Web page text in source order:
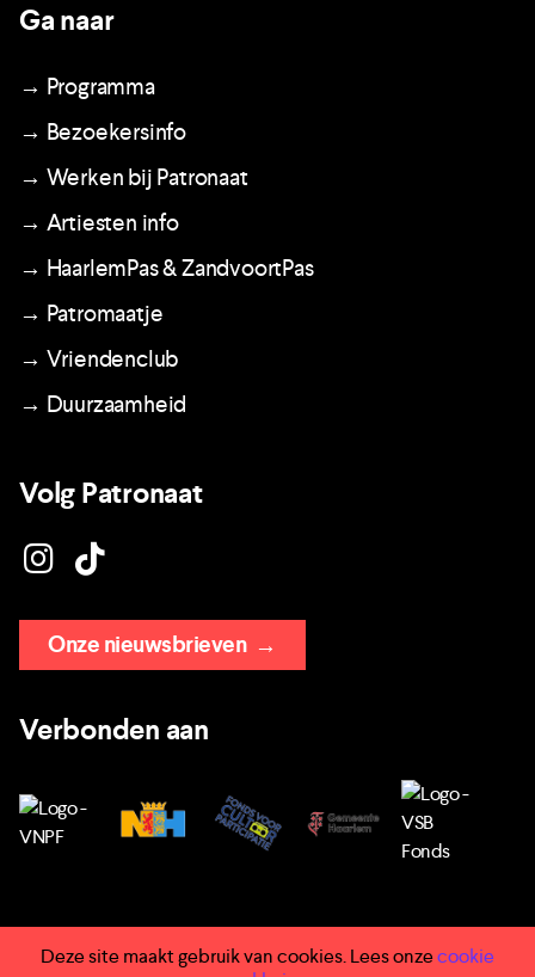
Ga naar
→ Programma
→ Bezoekersinfo
→ Werken bij Patronaat
→ Artiesten info
→ HaarlemPas & ZandvoortPas
→ Patromaatje
→ Vriendenclub
→ Duurzaamheid
Volg Patronaat
Onze nieuwsbrieven→
Verbonden aan
Deze site maakt gebruik van cookies. Lees onzecookie